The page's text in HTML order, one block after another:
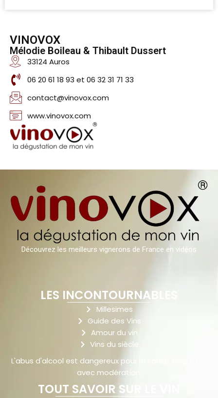
VINOVOX
Mélodie Boileau & Thibault Dussert
33124 Auros
06 20 61 18 93 et 06 32 31 71 33
contact@vinovox.com
www.vinovox.com
Découvrez les meilleurs vignerons de France en vidéos
LES INCONTOURNABLES
Millesimes
Guide des Vins
Amour du vin
Vins du siècle
L'abus d'alcool est dangereux pour la santé, dégustez
avec modération.
TOUT SAVOIR SUR LE VIN